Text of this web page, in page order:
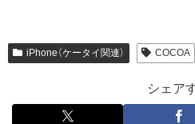
iPhone（ケータイ関連） COCOA
シェア